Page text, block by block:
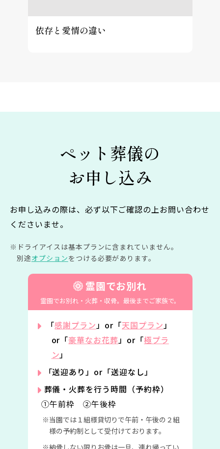
依存と愛情の違い
ペット葬儀の
お申し込み
お申し込みの際は、必ず以下ご確認の上お問い合わせ
くださいませ。
ドライアイスは基本プランに含まれていません。
別途オプションをつける必要があります。
霊園でお別れ
霊園でお別れ・火葬・収骨。 最後までご家族で。
「感謝プラン」or「天国プラン」
or「豪華なお花葬」or「極プラ
ン」
「送迎あり」or「送迎なし」
葬儀・火葬を行う時間（予約枠）
①午前枠 ②午後枠
当園では１組様貸切りで午前・午後の２組
様の予約制として受付けております。